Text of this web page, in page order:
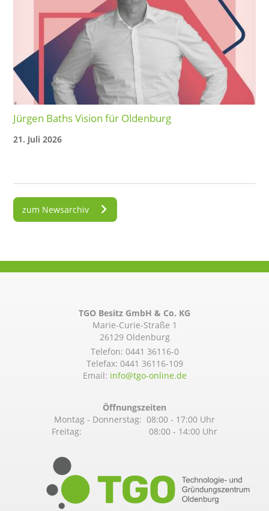
Jürgen Baths Vision für Oldenburg
21. Juli 2026
zum Newsarchiv
TGO Besitz GmbH & Co. KG
Marie-Curie-Straße 1
26129 Oldenburg
Telefon: 0441 36116-0
Telefax: 0441 36116-109
Email: info@­tgo-online.de
Öffnungszeiten
Montag - Donnerstag: 08:00 - 17:00 Uhr
Freitag: 08:00 - 14:00 Uhr